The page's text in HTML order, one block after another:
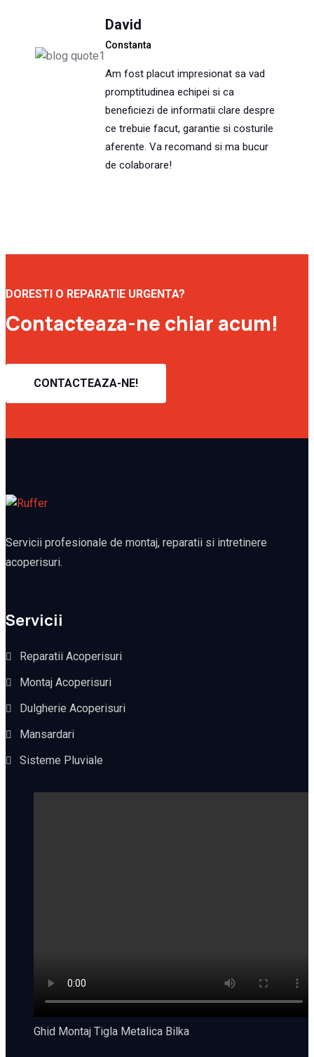
David
Constanta
Am fost placut impresionat sa vad
promptitudinea echipei si ca
beneficiezi de informatii clare despre
ce trebuie facut, garantie si costurile
aferente. Va recomand si ma bucur
de colaborare!
DORESTI O REPARATIE URGENTA?
Contacteaza-ne chiar acum!
CONTACTEAZA-NE!
Servicii profesionale de montaj, reparatii si intretinere
acoperisuri.
Servicii
Reparatii Acoperisuri
Montaj Acoperisuri
Dulgherie Acoperisuri
Mansardari
Sisteme Pluviale
Ghid Montaj Tigla Metalica Bilka